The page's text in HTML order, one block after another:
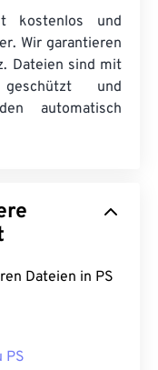
kostenlos und
Wir garantieren
Dateien sind mit
geschützt und
automatisch
Dateien in PS
PS